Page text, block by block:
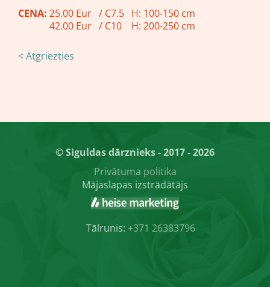
CENA: 25.00 Eur / C7.5 H: 100-150 cm
42.00 Eur / C10 H: 200-250 cm
< Atgriezties
© Siguldas dārznieks - 2017 - 2026
Privātuma politika
Mājaslapas izstrādātājs
Tālrunis: +371 26383796